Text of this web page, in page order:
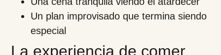
Un plan improvisado que termina siendo
especial
La experiencia de comer